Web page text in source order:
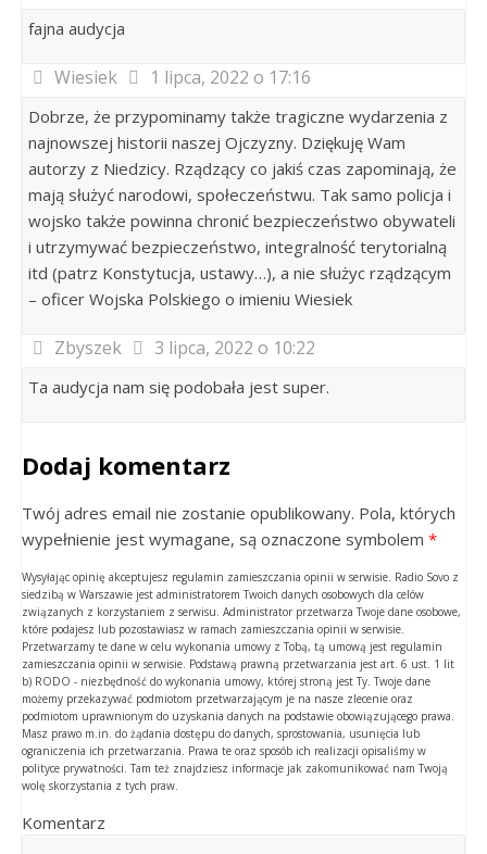
fajna audycja
Wiesiek 1 lipca, 2022 o 17:16
Dobrze, że przypominamy także tragiczne wydarzenia z
najnowszej historii naszej Ojczyzny. Dziękuję Wam
autorzy z Niedzicy. Rządzący co jakiś czas zapominają, że
mają służyć narodowi, społeczeństwu. Tak samo policja i
wojsko także powinna chronić bezpieczeństwo obywateli
i utrzymywać bezpieczeństwo, integralność terytorialną
itd (patrz Konstytucja, ustawy…), a nie służyc rządzącym
– oficer Wojska Polskiego o imieniu Wiesiek
Zbyszek 3 lipca, 2022 o 10:22
Ta audycja nam się podobała jest super.
Dodaj komentarz
Twój adres email nie zostanie opublikowany. Pola, których
wypełnienie jest wymagane, są oznaczone symbolem *
Wysyłając opinię akceptujesz regulamin zamieszczania opinii w serwisie. Radio Sovo z
siedzibą w Warszawie jest administratorem Twoich danych osobowych dla celów
związanych z korzystaniem z serwisu. Administrator przetwarza Twoje dane osobowe,
które podajesz lub pozostawiasz w ramach zamieszczania opinii w serwisie.
Przetwarzamy te dane w celu wykonania umowy z Tobą, tą umową jest regulamin
zamieszczania opinii w serwisie. Podstawą prawną przetwarzania jest art. 6 ust. 1 lit
b) RODO - niezbędność do wykonania umowy, której stroną jest Ty. Twoje dane
możemy przekazywać podmiotom przetwarzającym je na nasze zlecenie oraz
podmiotom uprawnionym do uzyskania danych na podstawie obowiązującego prawa.
Masz prawo m.in. do żądania dostępu do danych, sprostowania, usunięcia lub
ograniczenia ich przetwarzania. Prawa te oraz sposób ich realizacji opisaliśmy w
polityce prywatności. Tam też znajdziesz informacje jak zakomunikować nam Twoją
wolę skorzystania z tych praw.
Komentarz